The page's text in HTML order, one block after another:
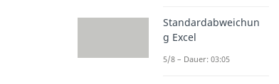
Standardabweichun
g Excel
5/8 – Dauer: 03:05